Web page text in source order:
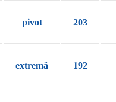
pivot 203
extremă 192